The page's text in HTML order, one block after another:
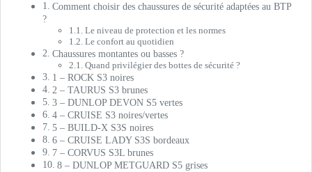
Comment choisir des chaussures de sécurité adaptées au BTP
?
Le niveau de protection et les normes
Le confort au quotidien
Chaussures montantes ou basses ?
Quand privilégier des bottes de sécurité ?
1 – ROCK S3 noires
2 – TAURUS S3 brunes
3 – DUNLOP DEVON S5 vertes
4 – CRUISE S3 noires/vertes
5 – BUILD-X S3S noires
6 – CRUISE LADY S3S bordeaux
7 – CORVUS S3L brunes
8 – DUNLOP METGUARD S5 grises